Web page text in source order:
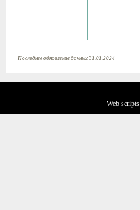
Последнее обновление данных 31.01.2024
Web scripts